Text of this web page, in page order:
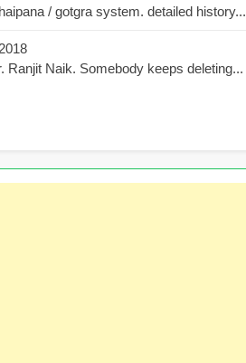
/ gotgra system. detailed history...
Ranjit Naik. Somebody keeps deleting...